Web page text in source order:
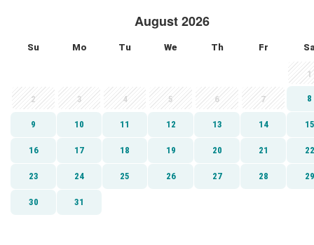
August 2026
Su Mo Tu We Th Fr
1
2 3 4 5 6 7 8
9 10 11 12 13 14 15
16 17 18 19 20 21 22
23 24 25 26 27 28 29
30 31